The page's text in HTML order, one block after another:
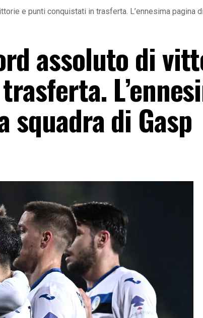
e punti conquistati in trasferta. L’ennesima pagina
assoluto di
squadra di Gasp